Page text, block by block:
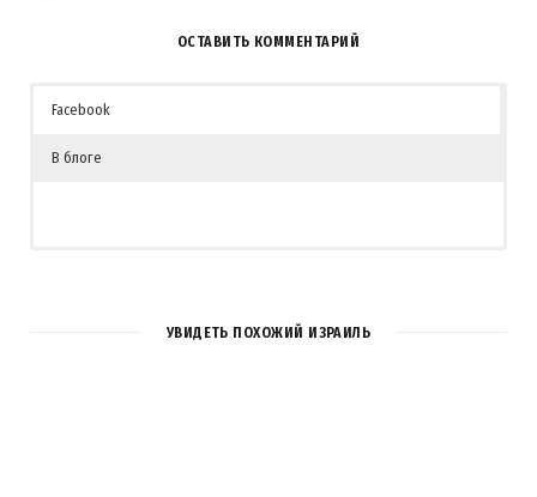
ОСТАВИТЬ КОММЕНТАРИЙ
Facebook
В блоге
УВИДЕТЬ ПОХОЖИЙ ИЗРАИЛЬ